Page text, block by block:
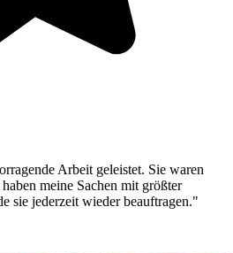
Arbeit geleistet. Sie waren
meine Sachen mit größter
sie jederzeit wieder beauftragen."